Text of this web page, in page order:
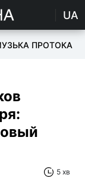
UA
ПРОТОКА
5 хв